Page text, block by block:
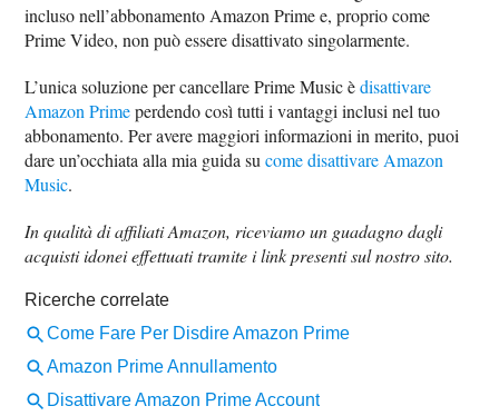
incluso nell’abbonamento Amazon Prime e, proprio come
Prime Video, non può essere disattivato singolarmente.
L’unica soluzione per cancellare Prime Music èdisattivare
Amazon Primeperdendo così tutti i vantaggi inclusi nel tuo
abbonamento. Per avere maggiori informazioni in merito, puoi
dare un’occhiata alla mia guida sucome disattivare Amazon
Music.
In qualità di affiliati Amazon, riceviamo un guadagno dagli
acquisti idonei effettuati tramite i link presenti sul nostro sito.